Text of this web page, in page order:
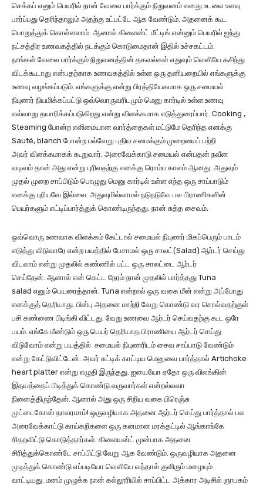
செக்கப் எனும் பெயரில் நான் வேலை பார்க்கும் நிறுவனம் எனது உடலை உளவு
பார்ப்பது தெரிந்தாலும் அதற்கு உட்பட்டே ஆக வேண்டும். அதனைக் கூட
பொறுத்துக் கொள்ளலாம். ஆனால் கிளைன்ட் மீட்டிங் என்னும் பெயரில் ஐந்து
நட்சத்திர உணவகத்தில் நடக்கும் கொடுமைதான் இதில் உச்சகட்டம்.
நாங்கள் வேலை பார்க்கும் நிறுவனத்தின் தகவல்கள் எதுவும் வெளியே கசிந்து
விடக்கூடாது என்பதற்காக உணவகத்தில் உள்ள ஒரு தனியறையில் எங்களுக்கு
உணவு வழங்கப்படும். எங்களுக்கு என்று பிரத்தியேகமாக ஒரு சமையல்
நிபுணர் நியமிக்கப்பட்டு ஒவ்வொருவரிடமும் மெனு கார்டில் உள்ள உணவு
எவ்வாறு தயாரிக்கப்படுகிறது என்று விளக்கமாக எடுத்துரைப்பார். Cooking ,
Steaming போன்ற எளிமையான வார்த்தைகள் மட்டுமே தெரிந்த எனக்கு
Sauté, blanch போன்ற பல்வேறு புதிய சமைக்கும் முறையைப் பற்றி
அவர் விளக்கமாகக் கூறுவார். அரைவேக்காடு சமையல் என்பதன் நவீன
வடிவம் தான் அது என்று புரிவதற்கு எனக்கு ரொம்ப காலம் ஆனது. அதுவும்
முதல் முறை சாப்பிடும் பொழுது மெனு கார்டில் உள்ள எந்த ஒரு சாப்பாடும்
எனக்கு புரியவே இல்லை. அதுவுமில்லாமல் நடுநடுவே பல பிராணிகளின்
பெயர்களும் எட்டிப்பார்த்துக் கொண்டிருந்தது. நான் சுத்த சைவம்.
ஒவ்வொரு உணவாக விளக்கம் கேட்டால் சமையல் நிபுணர் மிகப்பெரும் பாடம்
எடுத்து விடுவாரே என்ற பயத்தில் பேசாமல் ஒரு சாலட்(Salad) ஆர்டர் செய்து
விடலாம் என்று முதலில் கண்ணில் பட்ட ஒரு சாலட்டை ஆர்டர்
செய்தேன். ஆனால் என் கெட்ட நேரம் நான் முதலில் பார்த்தது Tuna
salad எனும் பெயரைத்தான். Tuna என்றால் ஒரு வகை மீன் என்று அப்போது
எனக்குத் தெரியாது. பின்பு அதனை மாற்றி வேறு கொண்டு வர சொல்வதற்குள்
பசி கண்ணை பிடிங்கி விட்டது. வேறு உணவை ஆர்டர் செய்வதற்கு கூட ஒரே
பயம். எங்கே மீண்டும் ஒரு பெயர் தெரியாத பிராணியை ஆர்டர் செய்து
விடுவோம் என்று பயத்தில் சமையல் நிபுணரிடம் சைவ சாப்பாடு வேண்டும்
என்று கேட்டுவிட்டேன். அவர் சுட்டிக் காட்டிய மெனுவை பார்த்தால் Artichoke
heart platter என்று எழுதி இருந்தது. ஐயையோ ஏதோ ஒரு விலங்கின்
இதயத்தைப் பிடித்துக் கொண்டு வருவார்கள் என்றல்லவா
நினைத்திருந்தேன். ஆனால் அது ஒரு சிறிய வகை பிரெஞ்சு
முட்டைகோஸ் தாவரமாம்! ஒருவழியாக அதனை ஆர்டர் செய்து பார்த்தால் பல
அரைவேக்காட்டு காய்கறிகளை ஒரு கனமான மரக்தட்டில் ஆங்காங்கே
சிதறவிட்டு கொடுத்தார்கள். கிளையன்ட் முன்பாக அதனை
சிரித்துக்கொண்டே சாப்பிட்டு வேறு ஆக வேண்டும். ஒருவழியாக அதனை
முடித்துக் கொண்டு எப்படியோ வெளியே வந்தால் குளிரும் மழையும்
வாட்டியது. மனம் முழுக்க நான் கல்லூரியில் சாப்பிட்ட அக்கார அடிசில் ஞாபகம்